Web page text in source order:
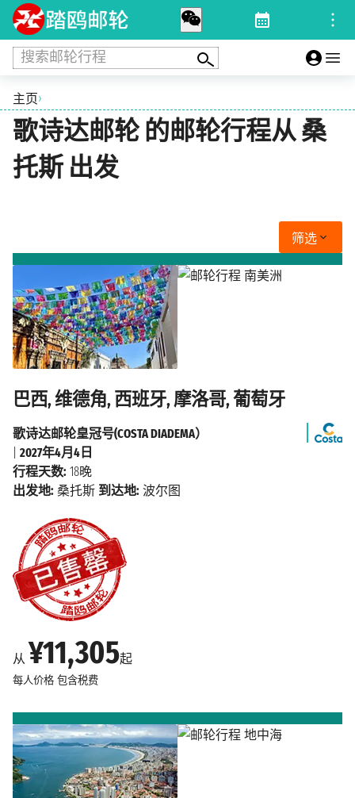
搜索邮轮行程
主页›
歌诗达邮轮 的邮轮行程从 桑
托斯 出发
筛选
巴西, 维德角, 西班牙, 摩洛哥, 葡萄牙
从 ¥11,305起
每人价格 包含税费
歌诗达邮轮皇冠号(COSTA DIADEMA）
2027年4月4日
行程天数: 18晚
出发地: 桑托斯 到达地: 波尔图